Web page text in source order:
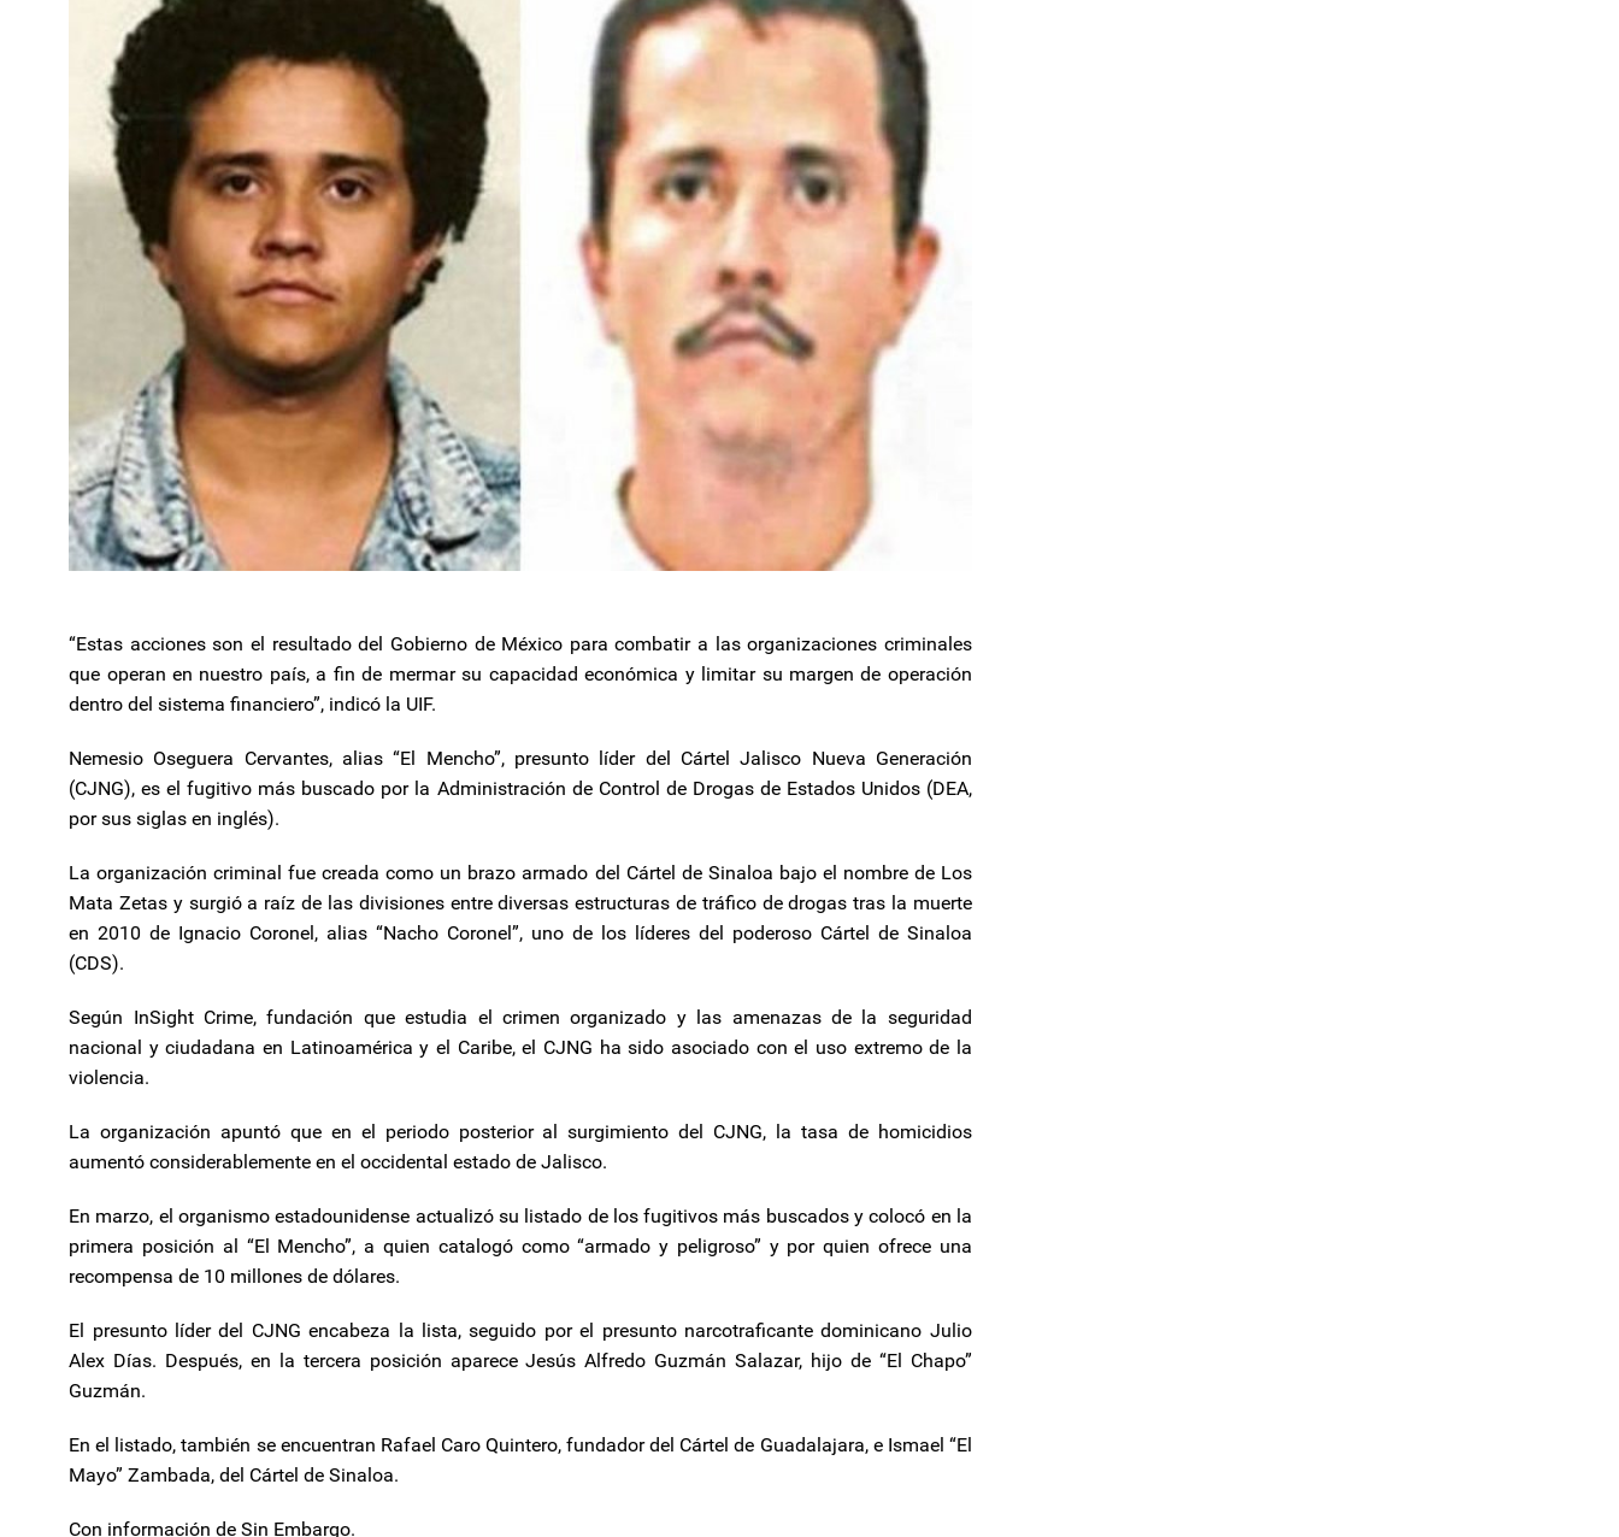
“Estas acciones son el resultado del Gobierno de México para combatir a las organizaciones criminales
que operan en nuestro país, a fin de mermar su capacidad económica y limitar su margen de operación
dentro del sistema financiero”, indicó la UIF.
Nemesio Oseguera Cervantes, alias “El Mencho”, presunto líder del Cártel Jalisco Nueva Generación
(CJNG), es el fugitivo más buscado por la Administración de Control de Drogas de Estados Unidos (DEA,
por sus siglas en inglés).
La organización criminal fue creada como un brazo armado del Cártel de Sinaloa bajo el nombre de Los
Mata Zetas y surgió a raíz de las divisiones entre diversas estructuras de tráfico de drogas tras la muerte
en 2010 de Ignacio Coronel, alias “Nacho Coronel”, uno de los líderes del poderoso Cártel de Sinaloa
(CDS).
Según InSight Crime, fundación que estudia el crimen organizado y las amenazas de la seguridad
nacional y ciudadana en Latinoamérica y el Caribe, el CJNG ha sido asociado con el uso extremo de la
violencia.
La organización apuntó que en el periodo posterior al surgimiento del CJNG, la tasa de homicidios
aumentó considerablemente en el occidental estado de Jalisco.
En marzo, el organismo estadounidense actualizó su listado de los fugitivos más buscados y colocó en la
primera posición al “El Mencho”, a quien catalogó como “armado y peligroso” y por quien ofrece una
recompensa de 10 millones de dólares.
El presunto líder del CJNG encabeza la lista, seguido por el presunto narcotraficante dominicano Julio
Alex Días. Después, en la tercera posición aparece Jesús Alfredo Guzmán Salazar, hijo de “El Chapo”
Guzmán.
En el listado, también se encuentran Rafael Caro Quintero, fundador del Cártel de Guadalajara, e Ismael “El
Mayo” Zambada, del Cártel de Sinaloa.
Con información de Sin Embargo.